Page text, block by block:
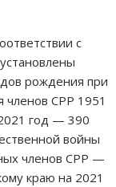
с
рождения при
СРР 1951
год — 390
войны
членов СРР —
краю на 2021